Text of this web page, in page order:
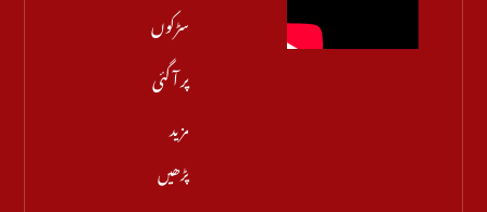
سڑکوں
پر آ گئی
مزید
پڑھیں